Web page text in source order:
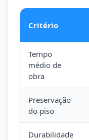
Critério
Tempo
médio de
obra
Preservação
do piso
Durabilidade